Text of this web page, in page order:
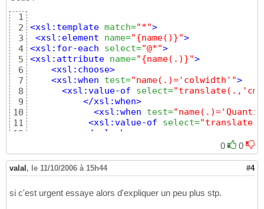
1
2
3
4
5
6
7
8
9
10
11
12
14
15
16
18
<xsl:template match="*">
<xsl:element
name="{name()}">
<xsl:for-each
select="@*">
<xsl:attribute name="{name(.)}">
<xsl:choose>
<xsl:when
test="name(.)='colwidth'">
<xsl:value-of
select=
</xsl:when>
<xsl:when
test=
<xsl:value-of
select=
</xsl:when
<xsl:value-of select=
</xsl:when
<xsl:when test=
</xsl:when>
0 0
valal , le 11/10/2006 à 15h44 #4
si c'est urgent essaye alors d'expliquer un peu plus stp.